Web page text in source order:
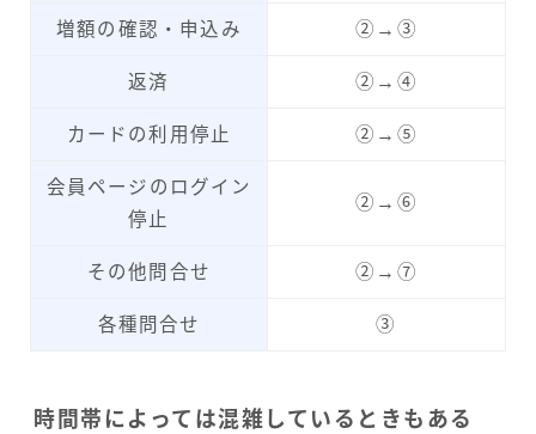
増額の確認・申込み ②→③
返済 ②→④
カードの利用停止 ②→⑤
会員ページのログイン
停止
②→⑥
その他問合せ ②→⑦
各種問合せ ③
時間帯によっては混雑しているときもある